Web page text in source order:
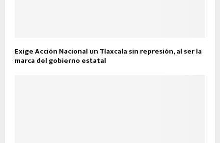
Exige Acción Nacional un Tlaxcala sin represión, al ser la
marca del gobierno estatal